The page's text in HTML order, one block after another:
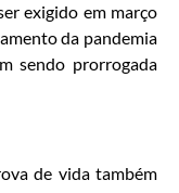
exigido em março
da pandemia
sendo prorrogada
de vida também